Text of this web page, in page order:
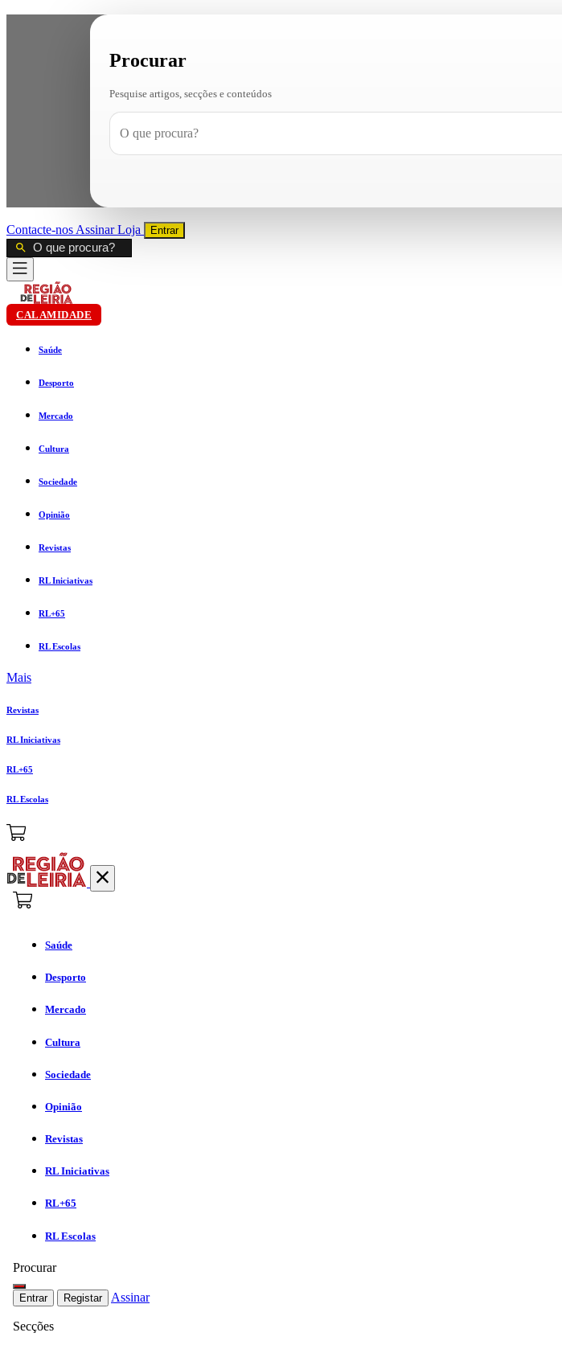
Procurar
Pesquise artigos, secções e conteúdos
Contacte-nos AssinarLoja Entrar
CALAMIDADE
Saúde
Desporto
Mercado
Cultura
Sociedade
Opinião
Revistas
RL Iniciativas
RL+65
RL Escolas
Mais
Revistas
RL Iniciativas
RL+65
RL Escolas
Saúde
Desporto
Mercado
Cultura
Sociedade
Opinião
Revistas
RL Iniciativas
RL+65
RL Escolas
Procurar
Entrar Registar Assinar
Secções